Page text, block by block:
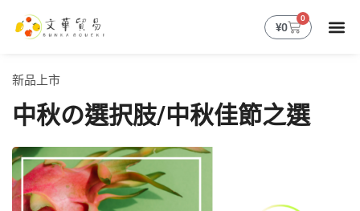
¥0
0
購
物
新品上市
中秋の選択肢/中秋佳節之選